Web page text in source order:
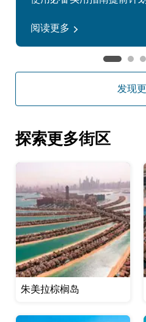
阅读更多
发现
探索更多街区
朱美拉棕榈岛